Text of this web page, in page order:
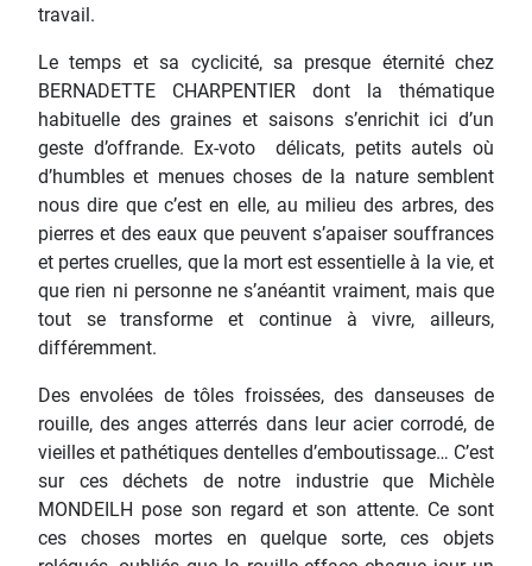
travail.
Le temps et sa cyclicité, sa presque éternité chez
BERNADETTE CHARPENTIER dont la thématique
habituelle des graines et saisons s’enrichit ici d’un
geste d’offrande. Ex-voto délicats, petits autels où
d’humbles et menues choses de la nature semblent
nous dire que c’est en elle, au milieu des arbres, des
pierres et des eaux que peuvent s’apaiser souffrances
et pertes cruelles, que la mort est essentielle à la vie, et
que rien ni personne ne s’anéantit vraiment, mais que
tout se transforme et continue à vivre, ailleurs,
différemment.
Des envolées de tôles froissées, des danseuses de
rouille, des anges atterrés dans leur acier corrodé, de
vieilles et pathétiques dentelles d’emboutissage… C’est
sur ces déchets de notre industrie que Michèle
MONDEILH pose son regard et son attente. Ce sont
ces choses mortes en quelque sorte, ces objets